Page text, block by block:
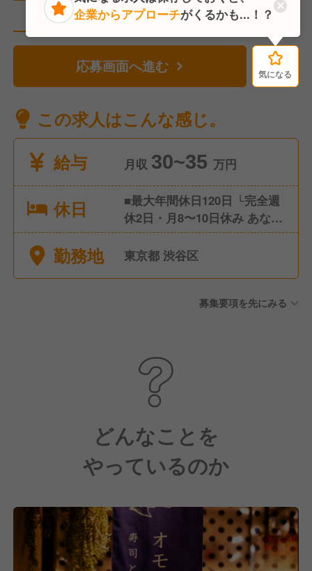
直近3人がこの求人を検討中
応募画面へ進む 気になる
この求人はこんな感じ。
給与
月収 30~35 万円
休日
■最大年間休日120日 └完全週
休2日・月8〜10日休み あなた
のライフスタイルに合わせて
選択可能 休みが多くても給与
高いです) ■慶弔休暇 ■育休・
勤務地 東京都 渋谷区
募集要項を先にみる
どんなことを
やっているのか
気になる
企業からアプローチがくるかも...！？